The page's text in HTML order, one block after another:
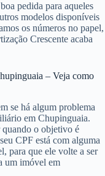
pedida para aqueles
modelos disponíveis
os números no papel,
Crescente acaba
– Veja como
se há algum problema
em Chupinguaia.
quando o objetivo é
CPF está com alguma
para que ele volte a ser
um imóvel em